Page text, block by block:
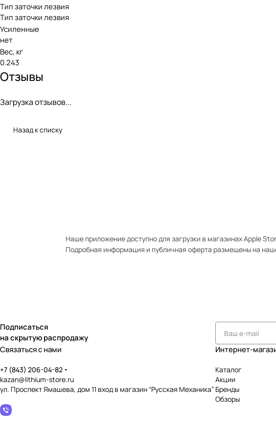
Тип заточки лезвия
Тип заточки лезвия
Усиленные
нет
Вес, кг
0.243
Отзывы
Загрузка отзывов...
Назад к списку
Наше приложение доступно для загрузки в магазинах Apple
Подробная информация и публичная оферта размещены на
Подписаться
на скрытую распродажу
Связаться с нами
+7 (843) 206-04-82
kazan@lithium-store.ru
ул. Проспект Ямашева, дом 11 вход в магазин “Русская Механика”
Интернет-
Каталог
Акции
Бренды
Обзоры